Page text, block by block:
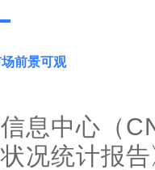
前景可观
息中心（
况统计报